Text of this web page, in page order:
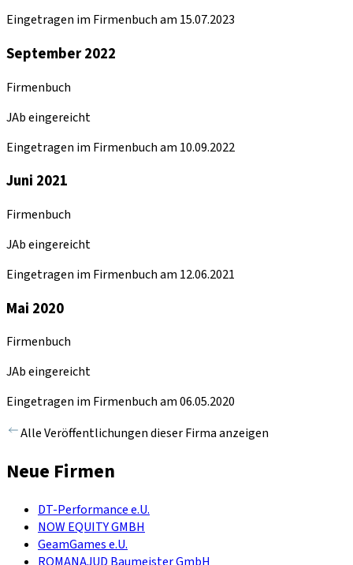
Eingetragen im Firmenbuch am 15.07.2023
September 2022
Firmenbuch
JAb eingereicht
Eingetragen im Firmenbuch am 10.09.2022
Juni 2021
Firmenbuch
JAb eingereicht
Eingetragen im Firmenbuch am 12.06.2021
Mai 2020
Firmenbuch
JAb eingereicht
Eingetragen im Firmenbuch am 06.05.2020
Alle Veröffentlichungen dieser Firma anzeigen
Neue Firmen
DT-Performance e.U.
NOW EQUITY GMBH
GeamGames e.U.